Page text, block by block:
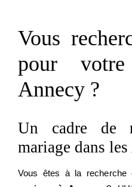
Vous
pour
Annecy ?
Un cadre de
mariage dans
Vous êtes à la recherche